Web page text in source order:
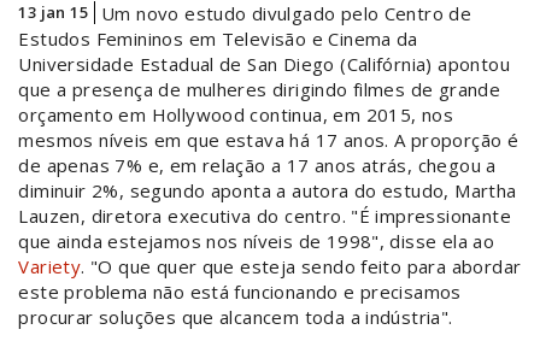
13 jan 15
Um novo estudo divulgado pelo Centro de
Estudos Femininos em Televisão e Cinema da
Universidade Estadual de San Diego (Califórnia) apontou
que a presença de mulheres dirigindo filmes de grande
orçamento em Hollywood continua, em 2015, nos
mesmos níveis em que estava há 17 anos. A proporção é
de apenas 7% e, em relação a 17 anos atrás, chegou a
diminuir 2%, segundo aponta a autora do estudo, Martha
Lauzen, diretora executiva do centro. "É impressionante
que ainda estejamos nos níveis de 1998", disse ela ao
Variety. "O que quer que esteja sendo feito para abordar
este problema não está funcionando e precisamos
procurar soluções que alcancem toda a indústria".